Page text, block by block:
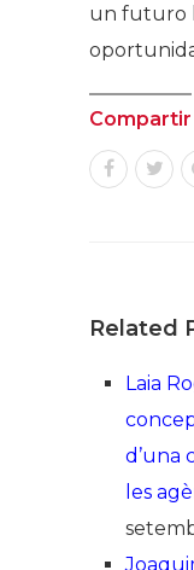
un futuro
Compartir
Related
Laia
d’una
les